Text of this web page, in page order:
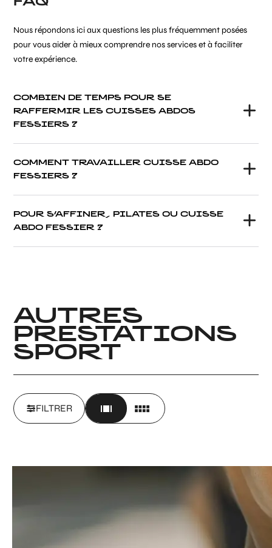
Nous répondons ici aux questions les plus fréquemment posées
pour vous aider à mieux comprendre nos services et à faciliter
votre expérience.
COMBIEN DE TEMPS POUR SE
RAFFERMIR LES CUISSES ABDOS
FESSIERS ?
COMMENT TRAVAILLER CUISSE ABDO
FESSIERS ?
POUR S’AFFINER, PILATES OU CUISSE
ABDO FESSIER ?
AUTRES
PRESTATIONS
SPORT
FILTRER